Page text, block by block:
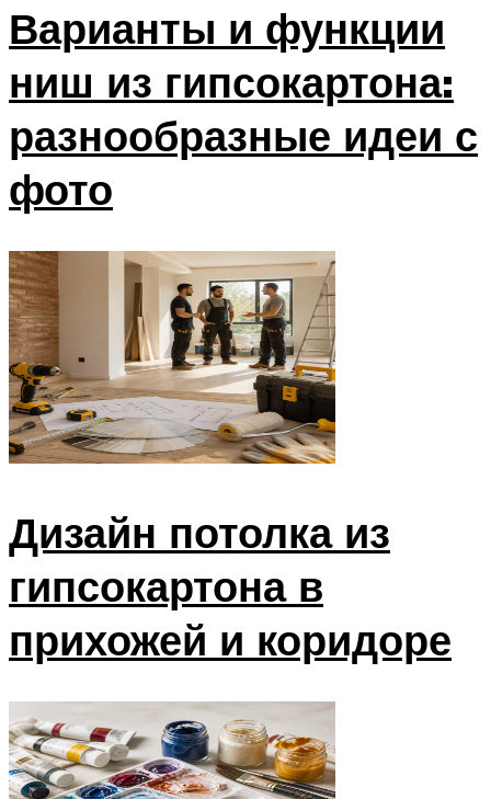
Варианты и функции
ниш из гипсокартона:
разнообразные идеи с
фото
Дизайн потолка из
гипсокартона в
прихожей и коридоре